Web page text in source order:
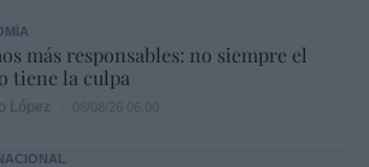
más responsables: no siempre el
tiene la culpa